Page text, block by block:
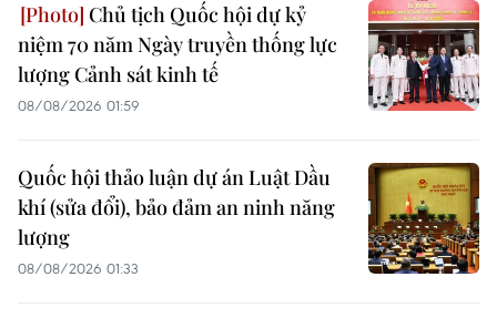
Chủ tịch Quốc hội dự kỷ
niệm 70 năm Ngày truyền thống lực
lượng Cảnh sát kinh tế
08/08/2026 01:59
Quốc hội thảo luận dự án Luật Dầu
khí (sửa đổi), bảo đảm an ninh năng
lượng
08/08/2026 01:33